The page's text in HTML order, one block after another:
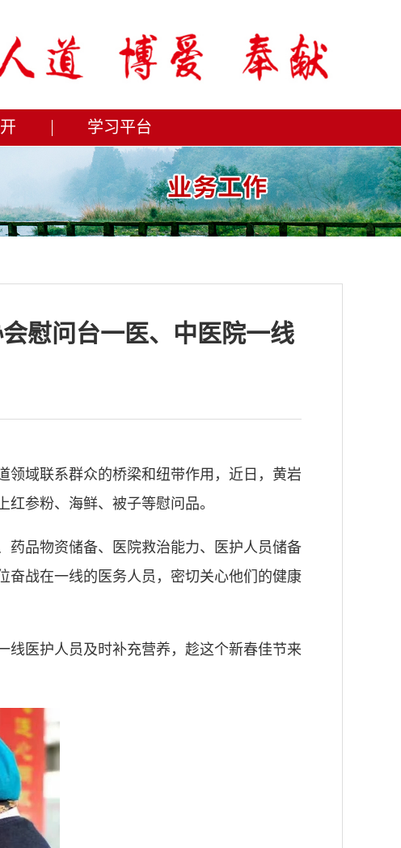
学习平台
慰问台一医、中医院一线
领域联系群众的桥梁和纽带作用，近日，黄岩
参粉、海鲜、被子等慰问品。
药品物资储备、医院救治能力、医护人员储备
奋战在一线的医务人员，密切关心他们的健康
线医护人员及时补充营养，趁这个新春佳节来